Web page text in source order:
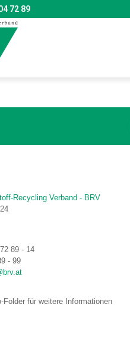
72 89
Recycling Verband - BRV
89 - 14
- 99
für weitere Informationen